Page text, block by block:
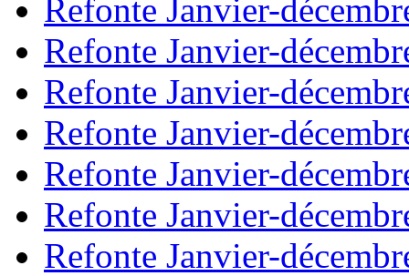
Refonte Janvier-
Refonte Janvier-
Refonte Janvier-
Refonte Janvier-
Refonte Janvier-
Refonte Janvier-
Refonte Janvier-